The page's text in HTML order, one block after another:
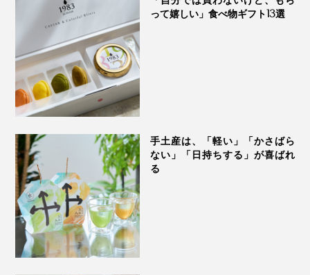
夜小腹が空いた時にもピッタリ。胃袋からホッと癒され
てください。
POTAGEのふりふりポテト」は、すぐに我が家の定番メ
ニューに。
フライドポテトにポタージュの粉末をまぶすだけで、止
まらない美味しさ。ちょっと危険です。
って嬉しい」食べ物ギフト13選
手土産は、「軽い」「かさばら
ない」「日持ちする」が喜ばれ
る